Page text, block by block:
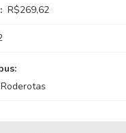
R$269,62